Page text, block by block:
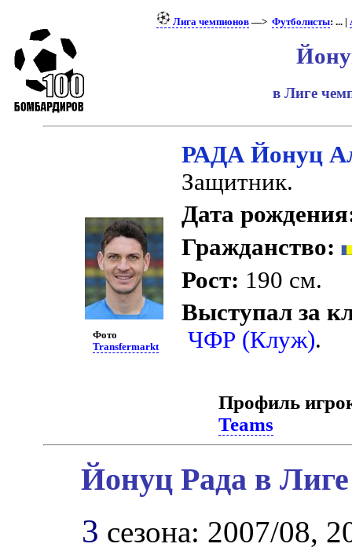
Лига чемпионов —>Футболисты: ... |
в Лиге
Фото
Transfermarkt
РАДА Йонуц
Защитник.
Дата
Гражданство:
Рост: 190 см.
Выступал за
ЧФР (Клуж).
Профиль
Teams
Йонуц Рада в
3 сезона: 2007/08,